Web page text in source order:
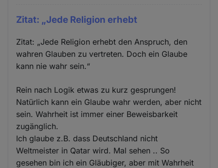
Zitat: „Jede Religion erhebt
Zitat: „Jede Religion erhebt den Anspruch, den
wahren Glauben zu vertreten. Doch ein Glaube
kann nie wahr sein.“
Rein nach Logik etwas zu kurz gesprungen!
Natürlich kann ein Glaube wahr werden, aber nicht
sein. Wahrheit ist immer einer Beweisbarkeit
zugänglich.
Ich glaube z.B. dass Deutschland nicht
Weltmeister in Qatar wird. Mal sehen .. So
gesehen bin ich ein Gläubiger, aber mit Wahrheit